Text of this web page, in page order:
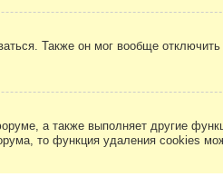
Также он мог вообще
а также выполняет другие
то функция удаления cookies